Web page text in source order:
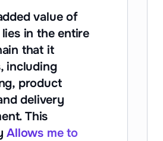
value of
in the entire
that it
including
product
delivery
This
Allows me to